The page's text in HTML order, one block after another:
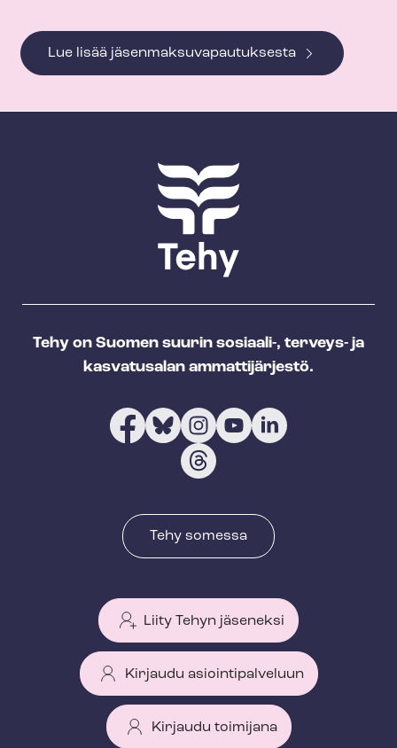
Lue lisää jä­sen­mak­su­va­pau­tuk­ses­ta
Tehy on Suomen suurin sosiaali-, terveys- ja
kasvatusalan ammattijärjestö.
Tehy somessa
Liity Tehyn jäseneksi
Kirjaudu asiointipalveluun
Kirjaudu toimijana